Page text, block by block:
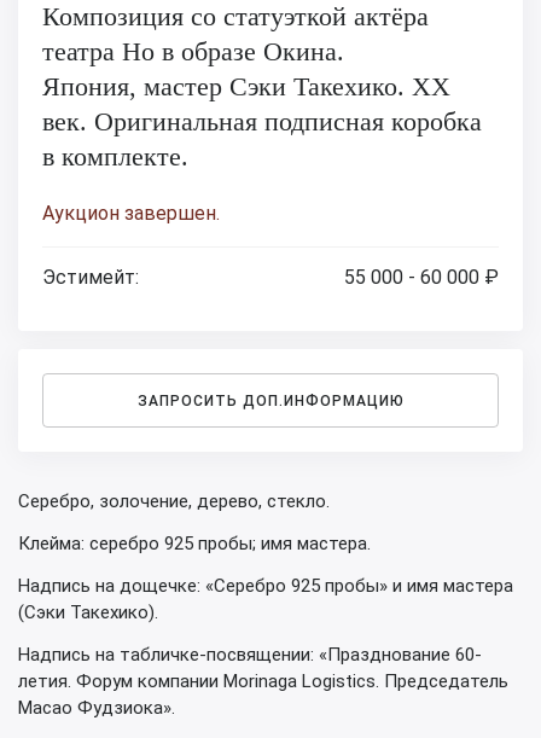
Композиция со статуэткой актёра
театра Но в образе Окина.
Япония, мастер Сэки Такехико. XX
век. Оригинальная подписная коробка
в комплекте.
Аукцион завершен.
Эстимейт: 55 000 - 60 000 ₽
ЗАПРОСИТЬ ДОП.ИНФОРМАЦИЮ
Серебро, золочение, дерево, стекло.
Клейма: серебро 925 пробы; имя мастера.
Надпись на дощечке: «Серебро 925 пробы» и имя мастера
(Сэки Такехико).
Надпись на табличке-посвящении: «Празднование 60-
летия. Форум компании Morinaga Logistics. Председатель
Масао Фудзиока».